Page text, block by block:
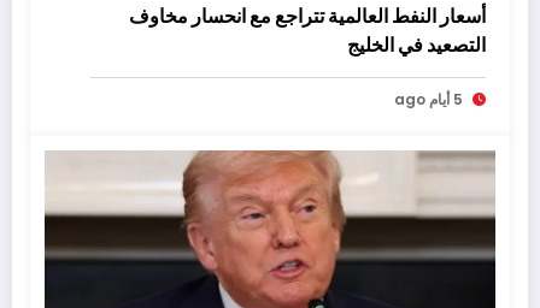
أسعار النفط العالمية تتراجع مع انحسار مخاوف
التصعيد في الخليج
5 أيام ago